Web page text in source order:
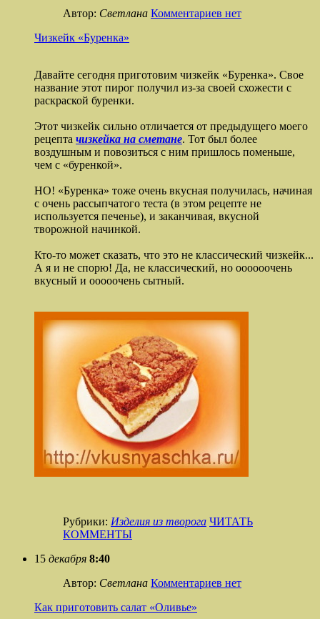
Автор: Светлана Комментариев нет
Чизкейк «Буренка»
Давайте сегодня приготовим чизкейк «Буренка». Свое
название этот пирог получил из-за своей схожести с
раскраской буренки.
Этот чизкейк сильно отличается от предыдущего моего
рецепта чизкейка на сметане. Тот был более
воздушным и повозиться с ним пришлось поменьше,
чем с «буренкой».
НО! «Буренка» тоже очень вкусная получилась, начиная
с очень рассыпчатого теста (в этом рецепте не
используется печенье), и заканчивая, вкусной
творожной начинкой.
Кто-то может сказать, что это не классический чизкейк...
А я и не спорю! Да, не классический, но оооооочень
вкусный и ооооочень сытный.
Рубрики: Изделия из творога ЧИТАТЬ
КОММЕНТЫ
15 декабря 8:40
Автор: Светлана Комментариев нет
Как приготовить салат «Оливье»